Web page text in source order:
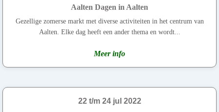
Aalten Dagen in Aalten
Gezellige zomerse markt met diverse activiteiten in het centrum van
Aalten. Elke dag heeft een ander thema en wordt...
Meer info
22 t/m 24 jul 2022